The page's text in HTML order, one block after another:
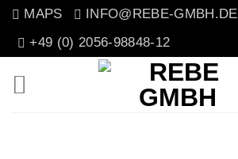
Zum
Inhalt
MAPS
INFO@REBE-GMBH.DE
+49 (0) 2056-98848-12